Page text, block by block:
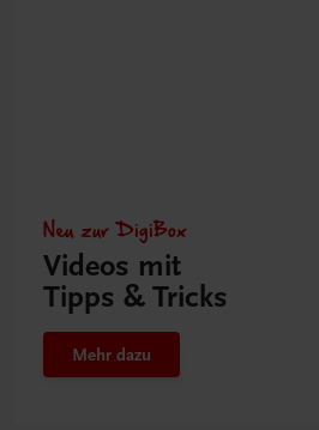
Neu zur DigiBox
Videos mit
Tipps & Tricks
Mehr dazu